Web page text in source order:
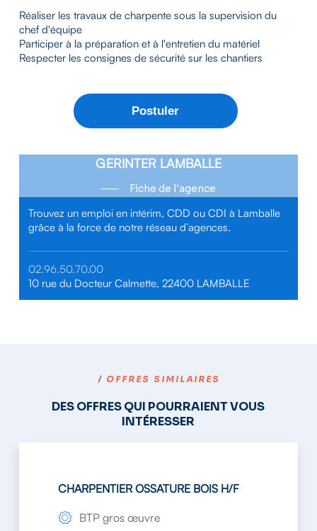
Réaliser les travaux de charpente sous la supervision du
chef d'équipe
Participer à la préparation et à l'entretien du matériel
Respecter les consignes de sécurité sur les chantiers
GERINTER LAMBALLE
Fiche de l'agence
Trouvez un emploi en intérim, CDD ou CDI à Lamballe
grâce à la force de notre réseau d’agences.
02.96.50.70.00
10 rue du Docteur Calmette, 22400 LAMBALLE
/ OFFRES SIMILAIRES
DES OFFRES QUI POURRAIENT VOUS
INTÉRESSER
CHARPENTIER OSSATURE BOIS H/F
BTP gros œuvre